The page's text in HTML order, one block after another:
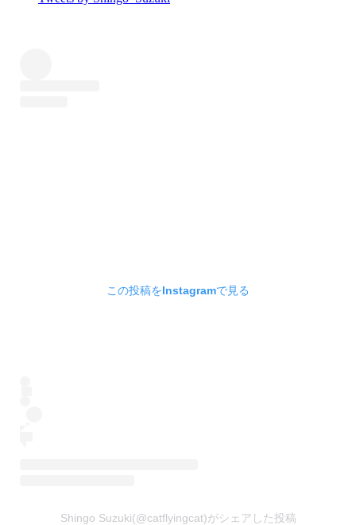
この投稿をInstagramで見る
Shingo Suzuki(@catflyingcat)がシェアした投稿